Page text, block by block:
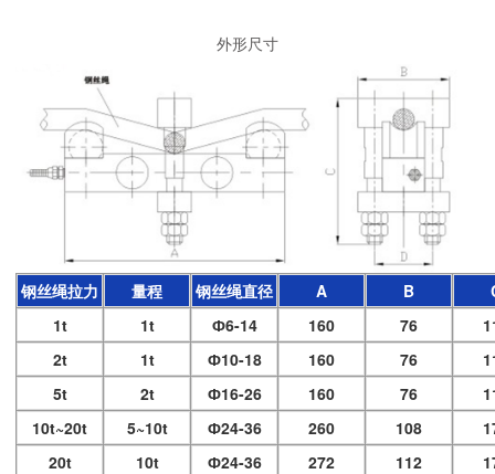
外形尺寸
钢丝绳拉力 量程 钢丝绳直径 A B
1t
1t Ф6-14 160 76
2t
1t Ф10-18 160 76
5t
2t Ф16-26 160 76
10t~20t
5~10t Ф24-36 260 108
20t
10t Ф24-36 272 112